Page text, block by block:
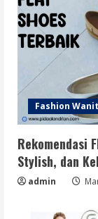
Fashion
Rekomendasi
Stylish, dan
admin